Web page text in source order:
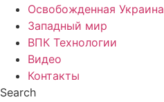
Освобожденная Украина
Западный мир
ВПК Технологии
Видео
Контакты
Search